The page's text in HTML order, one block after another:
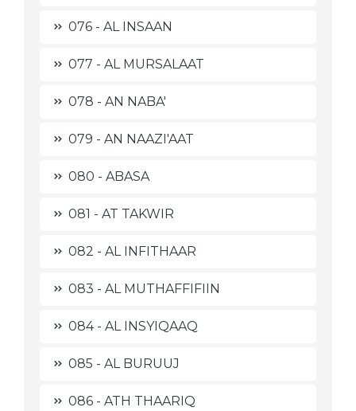
076 - AL INSAAN
077 - AL MURSALAAT
078 - AN NABA'
079 - AN NAAZI'AAT
080 - ABASA
081 - AT TAKWIR
082 - AL INFITHAAR
083 - AL MUTHAFFIFIIN
084 - AL INSYIQAAQ
085 - AL BURUUJ
086 - ATH THAARIQ